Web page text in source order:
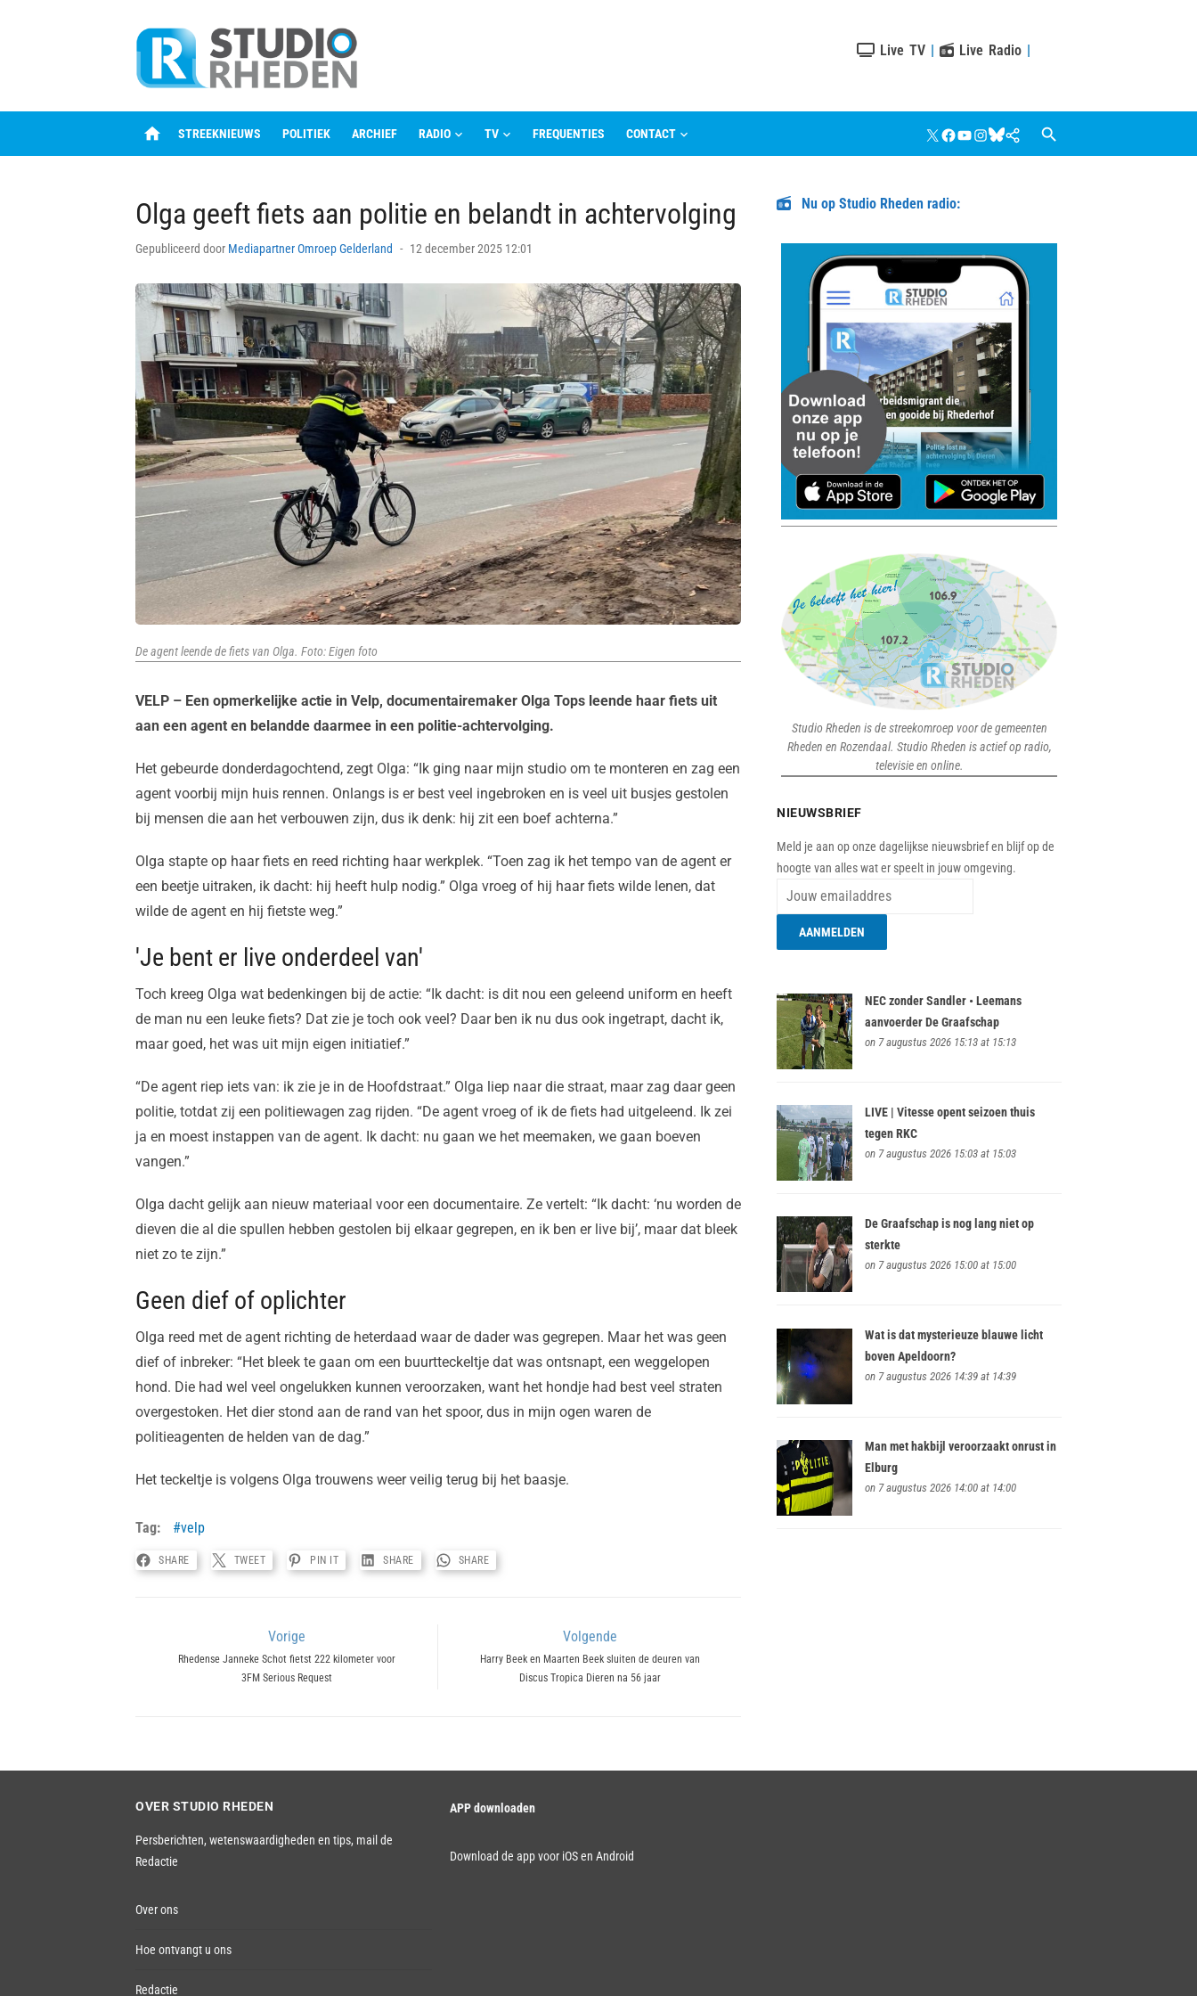
Live TV | Live Radio |
home STREEKNIEUWS POLITIEK ARCHIEF RADIO TV FREQUENTIES CONTACT X Facebook
YouTube
Instagram
Bluesky
Google
Nieuws
Olga geeft fiets aan politie en belandt in achtervolging
Gepubliceerd door Mediapartner Omroep Gelderland
Posted
12 december 2025 12:01
De agent leende de fiets van Olga. Foto: Eigen foto
VELP – Een opmerkelijke actie in Velp, documentairemaker Olga Tops leende haar fiets uit
aan een agent en belandde daarmee in een politie-achtervolging.
Het gebeurde donderdagochtend, zegt Olga: “Ik ging naar mijn studio om te monteren en zag een
agent voorbij mijn huis rennen. Onlangs is er best veel ingebroken en is veel uit busjes gestolen
bij mensen die aan het verbouwen zijn, dus ik denk: hij zit een boef achterna.”
Olga stapte op haar fiets en reed richting haar werkplek. “Toen zag ik het tempo van de agent er
een beetje uitraken, ik dacht: hij heeft hulp nodig.” Olga vroeg of hij haar fiets wilde lenen, dat
wilde de agent en hij fietste weg.”
'Je bent er live onderdeel van'
Toch kreeg Olga wat bedenkingen bij de actie: “Ik dacht: is dit nou een geleend uniform en heeft
de man nu een leuke fiets? Dat zie je toch ook veel? Daar ben ik nu dus ook ingetrapt, dacht ik,
maar goed, het was uit mijn eigen initiatief.”
“De agent riep iets van: ik zie je in de Hoofdstraat.” Olga liep naar die straat, maar zag daar geen
politie, totdat zij een politiewagen zag rijden. “De agent vroeg of ik de fiets had uitgeleend. Ik zei
ja en moest instappen van de agent. Ik dacht: nu gaan we het meemaken, we gaan boeven
vangen.”
Olga dacht gelijk aan nieuw materiaal voor een documentaire. Ze vertelt: “Ik dacht: ‘nu worden de
dieven die al die spullen hebben gestolen bij elkaar gegrepen, en ik ben er live bij’, maar dat bleek
niet zo te zijn.”
Geen dief of oplichter
Olga reed met de agent richting de heterdaad waar de dader was gegrepen. Maar het was geen
dief of inbreker: “Het bleek te gaan om een buurtteckeltje dat was ontsnapt, een weggelopen
hond. Die had wel veel ongelukken kunnen veroorzaken, want het hondje had best veel straten
overgestoken. Het dier stond aan de rand van het spoor, dus in mijn ogen waren de
politieagenten de helden van de dag.”
Het teckeltje is volgens Olga trouwens weer veilig terug bij het baasje.
Tag: velp
SHARE TWEET PIN IT SHARE SHARE
navigatie
Vorige
Previous
Rhedense Janneke Schot fietst 222 kilometer voor
3FM Serious Request
Volgende
Next
Harry Beek en Maarten Beek sluiten de deuren van
Discus Tropica Dieren na 56 jaar
Nu op Studio Rheden radio:
Studio Rheden is de streekomroep voor de gemeenten
Rheden en Rozendaal. Studio Rheden is actief op radio,
televisie en online.
NIEUWSBRIEF
Meld je aan op onze dagelijkse nieuwsbrief en blijf op de
hoogte van alles wat er speelt in jouw omgeving.
NEC zonder Sandler • Leemans
aanvoerder De Graafschap
on 7 augustus 2026 15:13 at 15:13
LIVE | Vitesse opent seizoen thuis
tegen RKC
on 7 augustus 2026 15:03 at 15:03
De Graafschap is nog lang niet op
sterkte
on 7 augustus 2026 15:00 at 15:00
Wat is dat mysterieuze blauwe licht
boven Apeldoorn?
on 7 augustus 2026 14:39 at 14:39
Man met hakbijl veroorzaakt onrust in
Elburg
on 7 augustus 2026 14:00 at 14:00
OVER STUDIO RHEDEN
Persberichten, wetenswaardigheden en tips, mail de
Redactie
Over ons
Hoe ontvangt u ons
Redactie
APP downloaden
Download de app voor iOS en Android